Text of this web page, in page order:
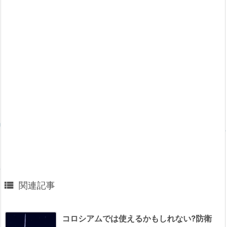
 関連記事
コロシアムでは使えるかもしれない?防衛